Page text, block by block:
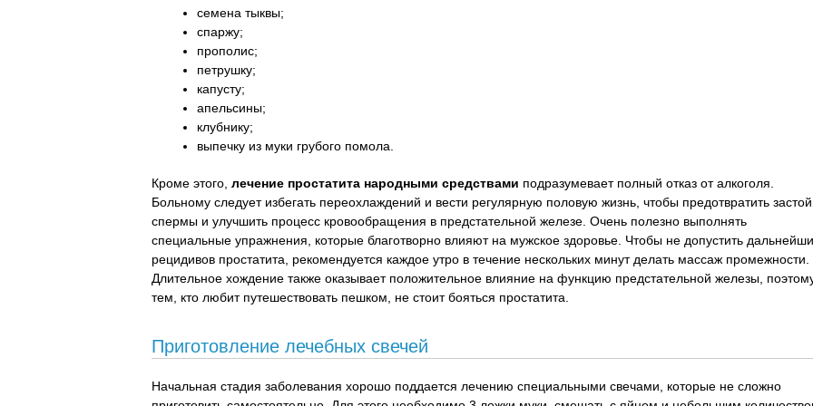
семена тыквы;
спаржу;
прополис;
петрушку;
капусту;
апельсины;
клубнику;
выпечку из муки грубого помола.
Кроме этого, лечение простатита народными средствами подразумевает полный отказ от алкоголя.
Больному следует избегать переохлаждений и вести регулярную половую жизнь, чтобы предотвратить застой
спермы и улучшить процесс кровообращения в предстательной железе. Очень полезно выполнять
специальные упражнения, которые благотворно влияют на мужское здоровье. Чтобы не допустить
рецидивов простатита, рекомендуется каждое утро в течение нескольких минут делать массаж промежности.
Длительное хождение также оказывает положительное влияние на функцию предстательной железы,
тем, кто любит путешествовать пешком, не стоит бояться простатита.
Приготовление лечебных свечей
Начальная стадия заболевания хорошо поддается лечению специальными свечами, которые не сложно